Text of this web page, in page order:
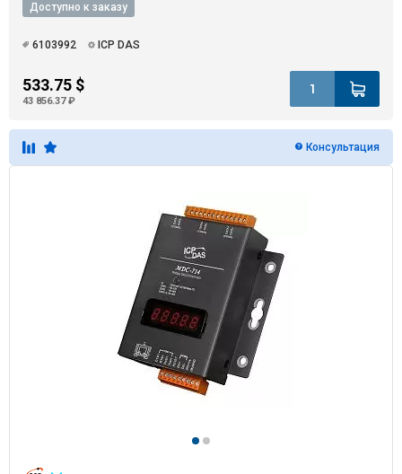
Доступно к заказу
6103992 ICP DAS
533.75 $
43 856.37 ₽
Консультация